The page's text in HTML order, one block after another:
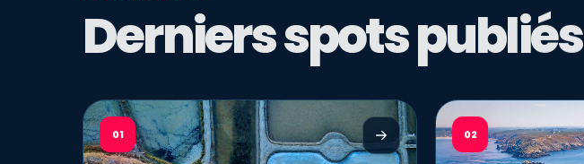
Derniers spots publiés
01 02